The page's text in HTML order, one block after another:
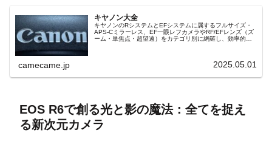
キヤノン大全
キヤノンのRシステムとEFシステムに属するフルサイズ・
APS-Cミラーレス、EF一眼レフカメラやRF/EFレンズ（ズ
ーム・単焦点・超望遠）をカテゴリ別に網羅し、効率的に
camecame.jp 2025.05.01
EOS R6で創る光と影の魔法：全てを捉え
る新次元カメラ